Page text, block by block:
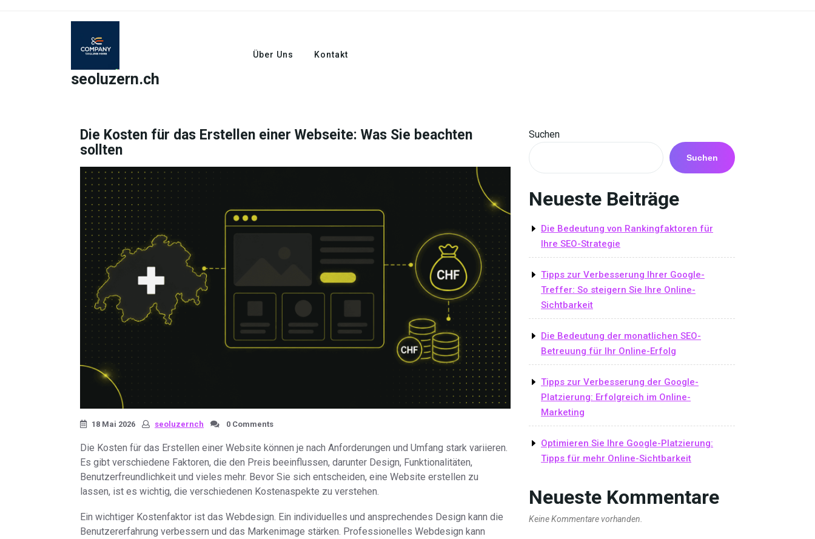
seoluzern.ch
Über Uns Kontakt
Die Kosten für das Erstellen einer Webseite: Was Sie beachten
sollten
18 Mai 2026 seoluzernch 0 Comments
Die Kosten für das Erstellen einer Website können je nach Anforderungen und Umfang stark variieren.
Es gibt verschiedene Faktoren, die den Preis beeinflussen, darunter Design, Funktionalitäten,
Benutzerfreundlichkeit und vieles mehr. Bevor Sie sich entscheiden, eine Website erstellen zu
lassen, ist es wichtig, die verschiedenen Kostenaspekte zu verstehen.
Ein wichtiger Kostenfaktor ist das Webdesign. Ein individuelles und ansprechendes Design kann die
Benutzererfahrung verbessern und das Markenimage stärken. Professionelles Webdesign kann
Suchen
Suchen
Neueste Beiträge
Die Bedeutung von Rankingfaktoren für
Ihre SEO-Strategie
Tipps zur Verbesserung Ihrer Google-
Treffer: So steigern Sie Ihre Online-
Sichtbarkeit
Die Bedeutung der monatlichen SEO-
Betreuung für Ihr Online-Erfolg
Tipps zur Verbesserung der Google-
Platzierung: Erfolgreich im Online-
Marketing
Optimieren Sie Ihre Google-Platzierung:
Tipps für mehr Online-Sichtbarkeit
Neueste Kommentare
Keine Kommentare vorhanden.